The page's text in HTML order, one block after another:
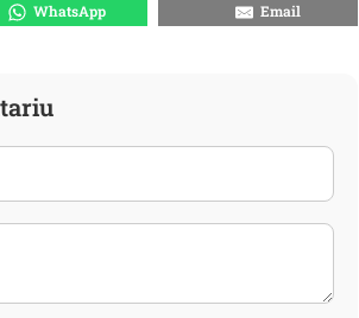
WhatsApp Email